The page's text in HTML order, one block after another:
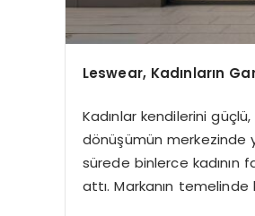
Leswear, Kadınların
Kadınlar kendilerini
dönüşümün merkezinde
sürede binlerce kadının
attı. Markanın temelinde